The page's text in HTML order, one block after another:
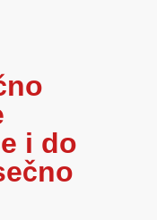
i do